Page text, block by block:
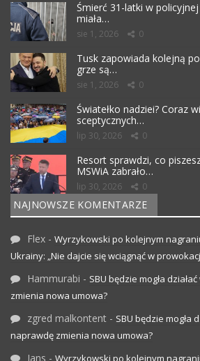
Śmierć 31-latki w
miała…
sie 1, 2026 0
Tusk zapowiada kolejną
grze są…
sie 1, 2026 0
Światełko nadziei? Coraz
sceptycznych…
lip 30, 2026 0
Resort sprawdzi, co
MSWiA zabrało…
lip 30, 2026 0
NAJNOWSZE KOMENTARZE
Flex - Wyrzykowski po kolejnym
Ukrainy: „Nie dajcie się wciągnąć w
Hammurabi - SBU będzie mogła
zmienia nowa umowa?
zgred malkontent - SBU będzie mogła
naprawdę zmienia nowa umowa?
Jans - Wyrzykowski po kolejnym